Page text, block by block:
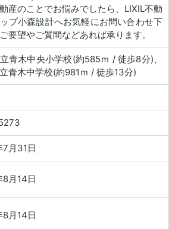
産のことでお悩みでしたら、LIXIL不動
プ小森設計へお気軽にお問い合わせ下
要望やご質問などあれば承ります。
青木中央小学校(約585ｍ / 徒歩8分)、
青木中学校(約981ｍ / 徒歩13分)
月31日
月14日
月14日